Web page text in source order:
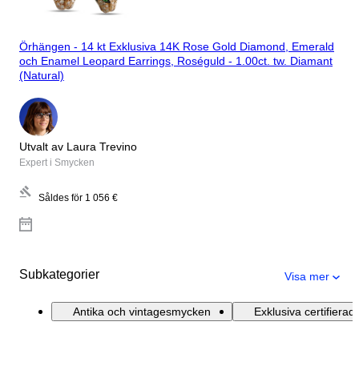
Örhängen - 14 kt Exklusiva 14K Rose Gold Diamond, Emerald
och Enamel Leopard Earrings, Roséguld - 1.00ct. tw. Diamant
(Natural)
Utvalt av Laura Trevino
Expert i Smycken
Såldes för 1 056 €
Subkategorier Visa mer
Antika och vintagesmycken Exklusiva